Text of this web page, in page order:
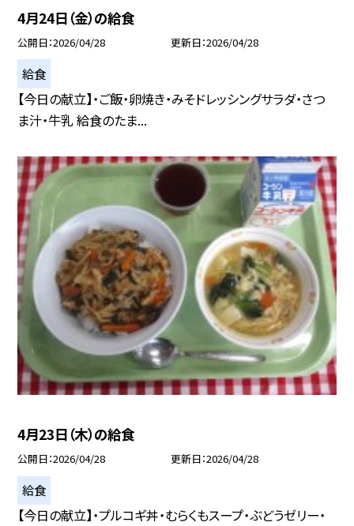
4月24日（金）の給食
公開日 2026/04/28 更新日 2026/04/28
給食
【今日の献立】・ご飯・卵焼き・みそドレッシングサラダ・さつ
ま汁・牛乳 給食のたま...
4月23日（木）の給食
公開日 2026/04/28 更新日 2026/04/28
給食
【今日の献立】・プルコギ丼・むらくもスープ・ぶどうゼリー・